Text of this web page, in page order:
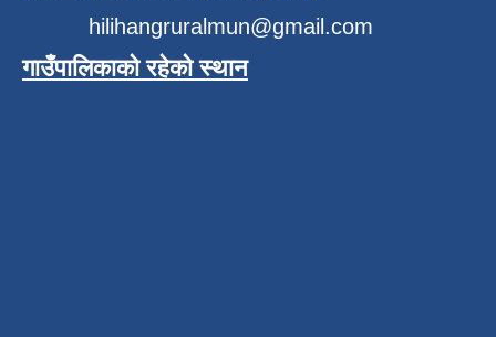
hilihangruralmun@gmail.com
गाउँपालिकाको रहेको स्थान